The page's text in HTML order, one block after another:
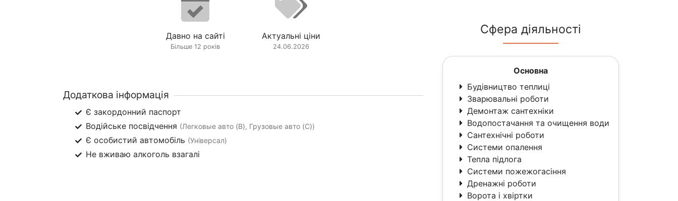
Давно на сайті
Більше 12 років
Актуальні ціни
24.06.2026
Додаткова інформація
Є закордонний паспорт
Водійське посвідчення (Легковые авто (B), Грузовые авто (C))
Є особистий автомобіль (Універсал)
Не вживаю алкоголь взагалі
Сфера діяльності
Основна
Будівництво теплиці
Зварювальні роботи
Демонтаж сантехніки
Водопостачання та очищення води
Сантехнічні роботи
Системи опалення
Тепла підлога
Системи пожежогасіння
Дренажні роботи
Ворота і хвіртки